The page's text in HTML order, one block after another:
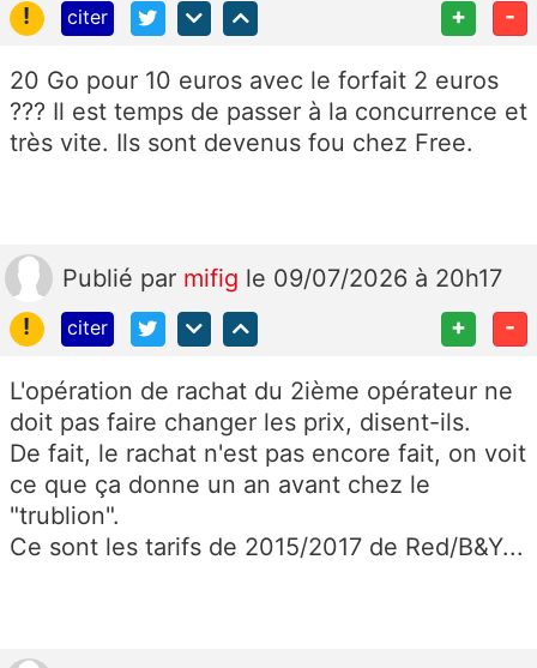
!
citer + -
20 Go pour 10 euros avec le forfait 2 euros
??? Il est temps de passer à la concurrence et
très vite. Ils sont devenus fou chez Free.
Publié par mifig le 09/07/2026 à 20h17
!
citer + -
L'opération de rachat du 2ième opérateur ne
doit pas faire changer les prix, disent-ils.
De fait, le rachat n'est pas encore fait, on voit
ce que ça donne un an avant chez le
"trublion".
Ce sont les tarifs de 2015/2017 de Red/B&Y...